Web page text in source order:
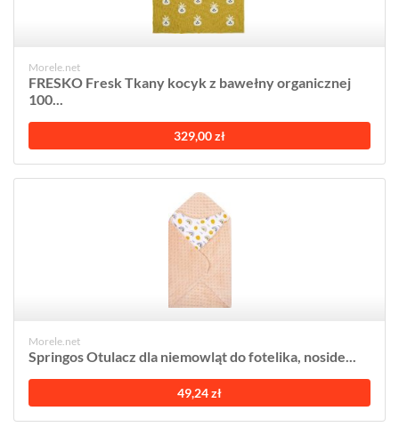
Morele.net
FRESKO Fresk Tkany kocyk z bawełny organicznej
100...
329,00 zł
Morele.net
Springos Otulacz dla niemowląt do fotelika, noside...
49,24 zł